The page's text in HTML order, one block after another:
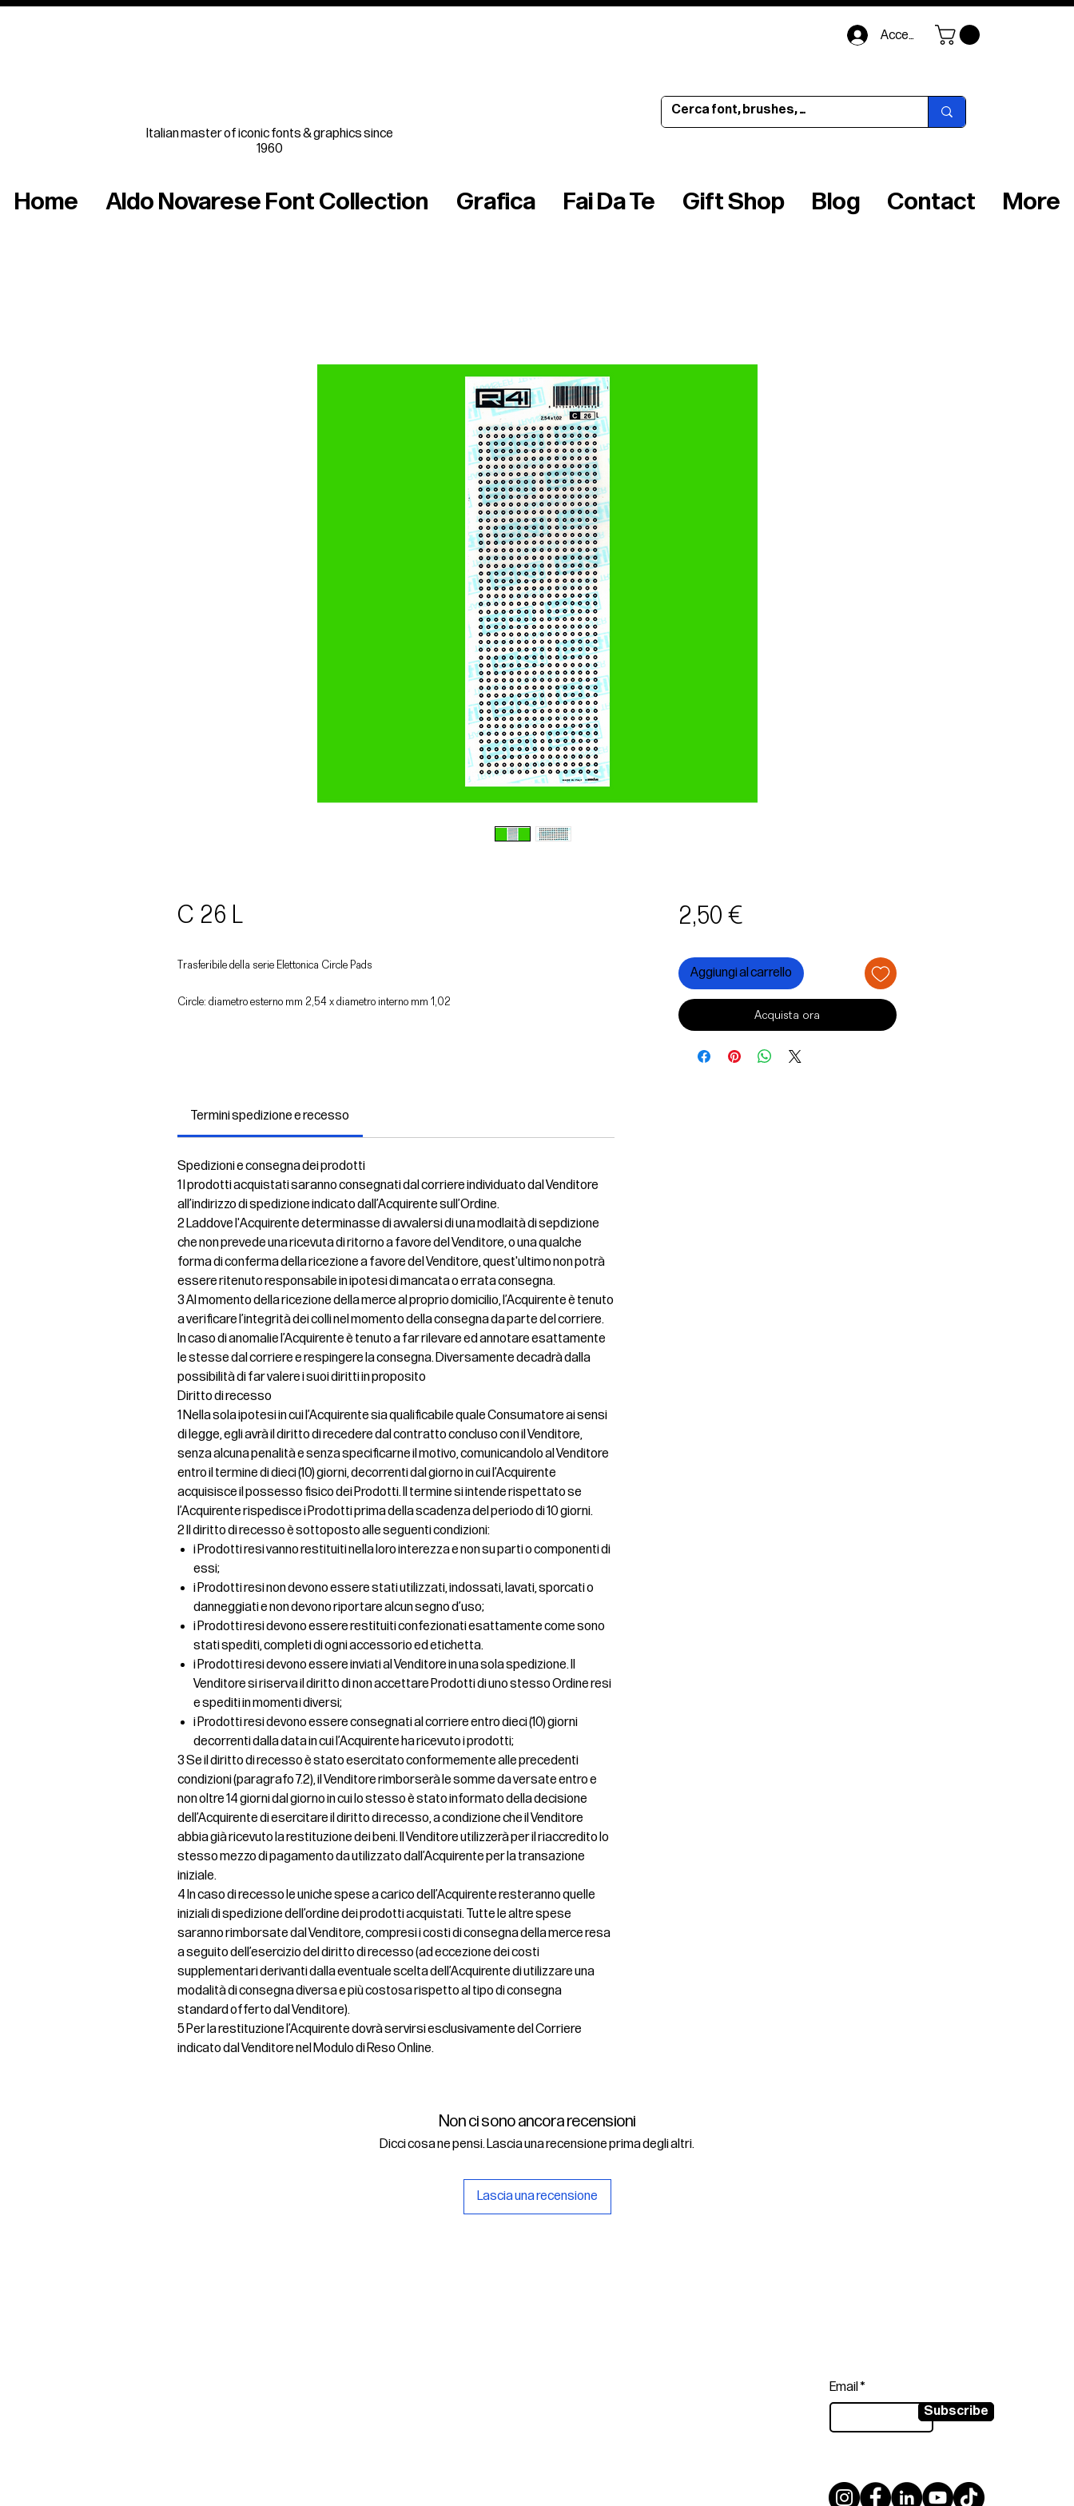
Italian master of iconic fonts & graphics since
1960
Accedi
Home Aldo Novarese Font Collection Grafica Fai Da Te Gift Shop Blog Contact More
C 26 L
Trasferibile della serie Elettonica Circle Pads
Circle: diametro esterno mm 2,54 x diametro interno mm 1,02
Termini spedizione e recesso
Spedizioni e consegna dei prodotti
1 I prodotti acquistati saranno consegnati dal corriere individuato dal Venditore
all’indirizzo di spedizione indicato dall’Acquirente sull’Ordine.
2 Laddove l'Acquirente determinasse di avvalersi di una modlaità di sepdizione
che non prevede una ricevuta di ritorno a favore del Venditore, o una qualche
forma di conferma della ricezione a favore del Venditore, quest'ultimo non potrà
essere ritenuto responsabile in ipotesi di mancata o errata consegna.
3 Al momento della ricezione della merce al proprio domicilio, l’Acquirente è tenuto
a verificare l’integrità dei colli nel momento della consegna da parte del corriere.
In caso di anomalie l’Acquirente è tenuto a far rilevare ed annotare esattamente
le stesse dal corriere e respingere la consegna. Diversamente decadrà dalla
possibilità di far valere i suoi diritti in proposito
Diritto di recesso
1 Nella sola ipotesi in cui l’Acquirente sia qualificabile quale Consumatore ai sensi
di legge, egli avrà il diritto di recedere dal contratto concluso con il Venditore,
senza alcuna penalità e senza specificarne il motivo, comunicandolo al Venditore
entro il termine di dieci (10) giorni, decorrenti dal giorno in cui l’Acquirente
acquisisce il possesso fisico dei Prodotti. Il termine si intende rispettato se
l’Acquirente rispedisce i Prodotti prima della scadenza del periodo di 10 giorni.
2 Il diritto di recesso è sottoposto alle seguenti condizioni:
i Prodotti resi vanno restituiti nella loro interezza e non su parti o componenti di
essi;
i Prodotti resi non devono essere stati utilizzati, indossati, lavati, sporcati o
danneggiati e non devono riportare alcun segno d’uso;
i Prodotti resi devono essere restituiti confezionati esattamente come sono
stati spediti, completi di ogni accessorio ed etichetta.
i Prodotti resi devono essere inviati al Venditore in una sola spedizione. Il
Venditore si riserva il diritto di non accettare Prodotti di uno stesso Ordine resi
e spediti in momenti diversi;
i Prodotti resi devono essere consegnati al corriere entro dieci (10) giorni
decorrenti dalla data in cui l’Acquirente ha ricevuto i prodotti;
3 Se il diritto di recesso è stato esercitato conformemente alle precedenti
condizioni (paragrafo 7.2), il Venditore rimborserà le somme da versate entro e
non oltre 14 giorni dal giorno in cui lo stesso è stato informato della decisione
dell’Acquirente di esercitare il diritto di recesso, a condizione che il Venditore
abbia già ricevuto la restituzione dei beni. Il Venditore utilizzerà per il riaccredito lo
stesso mezzo di pagamento da utilizzato dall’Acquirente per la transazione
iniziale.
4 In caso di recesso le uniche spese a carico dell’Acquirente resteranno quelle
iniziali di spedizione dell’ordine dei prodotti acquistati. Tutte le altre spese
saranno rimborsate dal Venditore, compresi i costi di consegna della merce resa
a seguito dell’esercizio del diritto di recesso (ad eccezione dei costi
supplementari derivanti dalla eventuale scelta dell’Acquirente di utilizzare una
modalità di consegna diversa e più costosa rispetto al tipo di consegna
standard offerto dal Venditore).
5 Per la restituzione l’Acquirente dovrà servirsi esclusivamente del Corriere
indicato dal Venditore nel Modulo di Reso Online.
2,50 €Prezzo
Aggiungi al carrello
Acquista ora
Non ci sono ancora recensioni
Dicci cosa ne pensi. Lascia una recensione prima degli altri.
Lascia una recensione
Email
Subscribe